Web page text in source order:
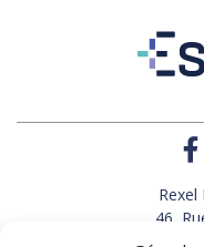
46,
Le